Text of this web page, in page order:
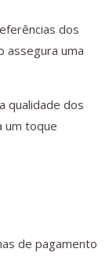
dos
assegura uma
qualidade dos
um toque
de pagamento